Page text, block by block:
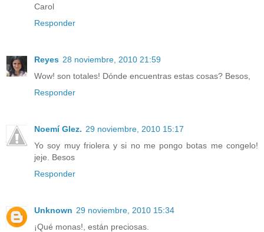
Carol
Responder
Reyes 28 noviembre, 2010 21:59
Wow! son totales! Dónde encuentras estas cosas? Besos,
Responder
Noemí Glez. 29 noviembre, 2010 15:17
Yo soy muy friolera y si no me pongo botas me congelo!
jeje. Besos
Responder
Unknown 29 noviembre, 2010 15:34
¡Qué monas!, están preciosas.